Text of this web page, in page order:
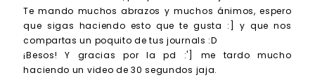
Te mando muchos abrazos y muchos ánimos, espero
que sigas haciendo esto que te gusta :] y que nos
compartas un poquito de tus journals :D
¡Besos! Y gracias por la pd :'] me tardo mucho
haciendo un video de 30 segundos jaja.